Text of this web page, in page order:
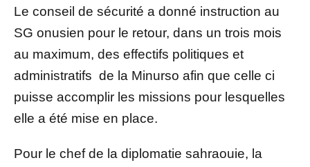
Le conseil de sécurité a donné instruction au
SG onusien pour le retour, dans un trois mois
au maximum, des effectifs politiques et
administratifs de la Minurso afin que celle ci
puisse accomplir les missions pour lesquelles
elle a été mise en place.
Pour le chef de la diplomatie sahraouie, la